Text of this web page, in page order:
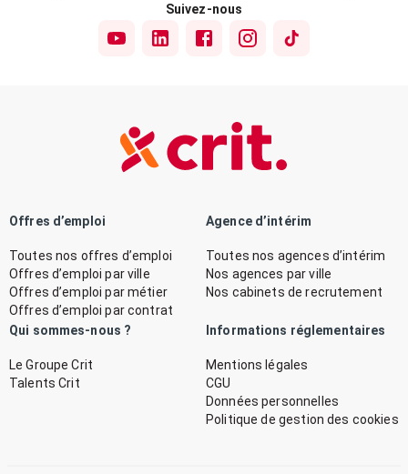
Suivez-nous
Offres d’emploi
Toutes nos offres d’emploi
Offres d’emploi par ville
Offres d’emploi par métier
Offres d’emploi par contrat
Agence d’intérim
Toutes nos agences d’intérim
Nos agences par ville
Nos cabinets de recrutement
Qui sommes-nous ?
Le Groupe Crit
Talents Crit
Informations réglementaires
Mentions légales
CGU
Données personnelles
Politique de gestion des cookies